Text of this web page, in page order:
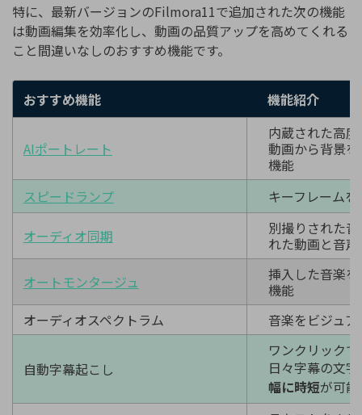
特に、最新バージョンのFilmora11で追加された次の機能
は動画編集を効率化し、動画の品質アップを高めてくれる
こと間違いなしのおすすめ機能です。
おすすめ機能 機能紹介
AIポートレート
内蔵された高
動画から背景
機能
スピードランプ
キーフレームを
オーディオ同期
別撮りされた
れた動画と音
オートモンタージュ
挿入した音楽
機能
オーディオスペクトラム
音楽をビジュ
自動字幕起こし
ワンクリック
日々字幕の文
幅に時短が可能